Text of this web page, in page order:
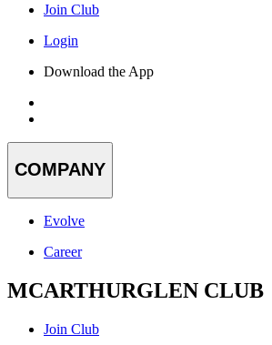
Join Club
Login
Download the App
COMPANY
Evolve
Career
MCARTHURGLEN CLUB
Join Club